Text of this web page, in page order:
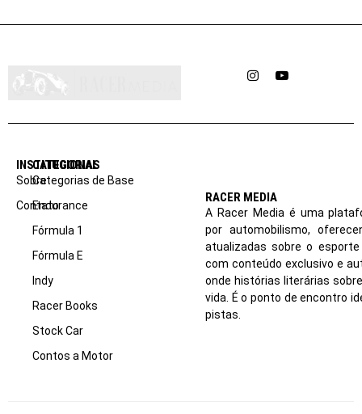
InstagramYouTube
INSTITUCIONAL
Sobre
Contato
CATEGORIAS
Categorias de Base
Endurance
Fórmula 1
Fórmula E
Indy
Racer Books
Stock Car
Contos a Motor
RACER MEDIA
A Racer Media é uma
por automobilismo,
atualizadas sobre o
com conteúdo exclusivo e
onde histórias literárias
vida. É o ponto de encontro
pistas.